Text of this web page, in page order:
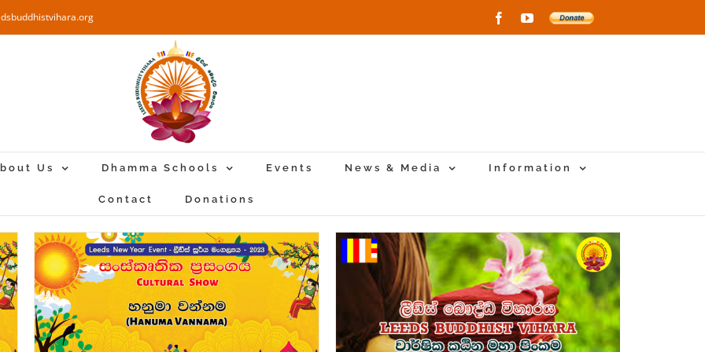
FacebookYouTube
Donate
Us Dhamma Schools Events News & Media Information
Contact Donations
Kathina Ceremony (කඨින පිංකම) –
ලීඩ්ස් බෞද්ධ විහාරය – 2019